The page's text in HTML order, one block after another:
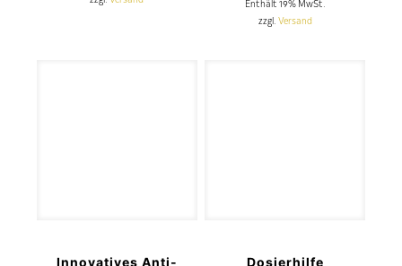
Enthält 19% MwSt.
zzgl. Versand
Innovatives Anti-
Dosierhilfe